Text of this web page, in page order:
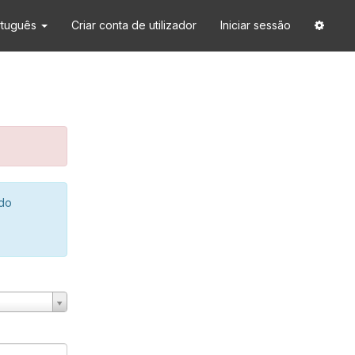
Criar conta de utilizador Iniciar sessão